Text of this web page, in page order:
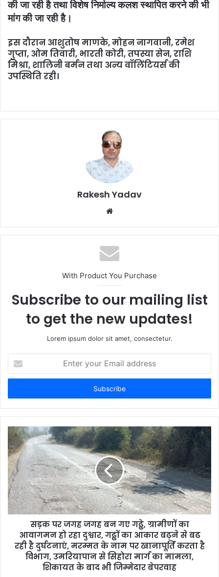
की जा रही है तथा विशेष निर्माल्य कलश स्थापित करने की भी
मांग की जा रही है।
इस दौरान आशुतोष माणके, मोहन नागवानी, रमेश
गुप्ता, ओम तिवारी, भारती कोरी, तपस्या सेन, राशि
मिश्रा, शालिनी बर्मन तथा अन्य वॉलिंटियर्स की
उपस्थिति रही।
Rakesh Yadav
b
s
i
e
With Product You Purchase
Subscribe to our mailing list
to get the new updates!
Lorem ipsum dolor sit amet, consectetur.
t
r
y
E
m
l
d
सड़क पर जगह जगह बन गए गढ्ढे, ग्रामीणों का
आवागमन हो रहा दुश्वार, गढ्ढों का आकार बढ़ने से बढ
रही है दुर्घटनाएं, मरम्मत के नाम पर खानापूर्ति करता है
विभाग, उमरियापान से सिहोरा मार्ग का मामला,
शिकायत के बाद भी जिम्मेदार बेपरवाह